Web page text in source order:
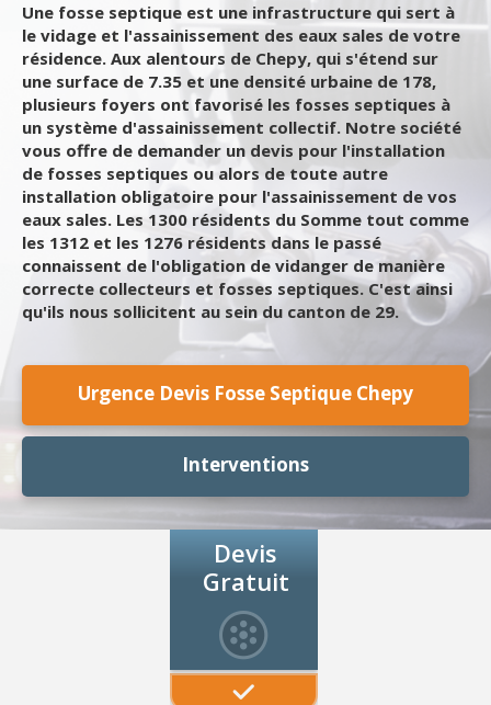
Une fosse septique est une infrastructure qui sert à
le vidage et l'assainissement des eaux sales de votre
résidence. Aux alentours de Chepy, qui s'étend sur
une surface de 7.35 et une densité urbaine de 178,
plusieurs foyers ont favorisé les fosses septiques à
un système d'assainissement collectif. Notre société
vous offre de demander un devis pour l'installation
de fosses septiques ou alors de toute autre
installation obligatoire pour l'assainissement de vos
eaux sales. Les 1300 résidents du Somme tout comme
les 1312 et les 1276 résidents dans le passé
connaissent de l'obligation de vidanger de manière
correcte collecteurs et fosses septiques. C'est ainsi
qu'ils nous sollicitent au sein du canton de 29.
Urgence Devis Fosse Septique Chepy
Interventions
Devis
Gratuit